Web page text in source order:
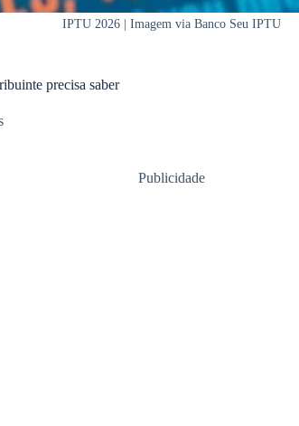
IPTU 2026 | Imagem via Banco Seu IPTU
precisa saber
Publicidade